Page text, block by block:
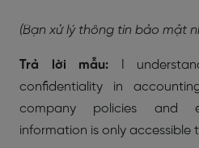
(Bạn xử lý thông tin bảo mật
Trả lời mẫu: I
confidentiality in
company policies and
information is only accessible